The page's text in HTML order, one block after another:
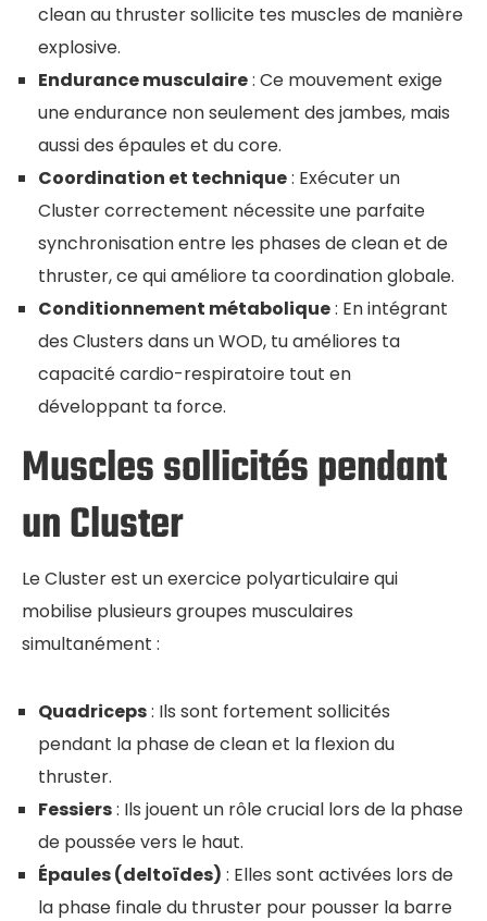
clean au thruster sollicite tes muscles de manière
explosive.
Endurance musculaire: Ce mouvement exige
une endurance non seulement des jambes, mais
aussi des épaules et du core.
Coordination et technique: Exécuter un
Cluster correctement nécessite une parfaite
synchronisation entre les phases de clean et de
thruster, ce qui améliore ta coordination globale.
Conditionnement métabolique: En intégrant
des Clusters dans un WOD, tu améliores ta
capacité cardio-respiratoire tout en
développant ta force.
Muscles sollicités pendant
un Cluster
Le Cluster est un exercice polyarticulaire qui
mobilise plusieurs groupes musculaires
simultanément :
Quadriceps: Ils sont fortement sollicités
pendant la phase de clean et la flexion du
thruster.
Fessiers: Ils jouent un rôle crucial lors de la phase
de poussée vers le haut.
Épaules (deltoïdes) : Elles sont activées lors de
la phase finale du thruster pour pousser la barre